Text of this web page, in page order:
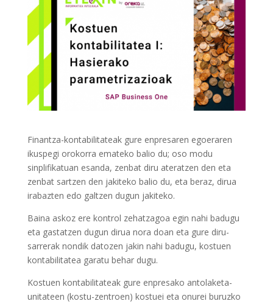
Finantza-kontabilitateak gure enpresaren egoeraren
ikuspegi orokorra emateko balio du; oso modu
sinplifikatuan esanda, zenbat diru ateratzen den eta
zenbat sartzen den jakiteko balio du, eta beraz, dirua
irabazten edo galtzen dugun jakiteko.
Baina askoz ere kontrol zehatzagoa egin nahi badugu
eta gastatzen dugun dirua nora doan eta gure diru-
sarrerak nondik datozen jakin nahi badugu, kostuen
kontabilitatea garatu behar dugu.
Kostuen kontabilitateak gure enpresako antolaketa-
unitateen (kostu-zentroen) kostuei eta onurei buruzko